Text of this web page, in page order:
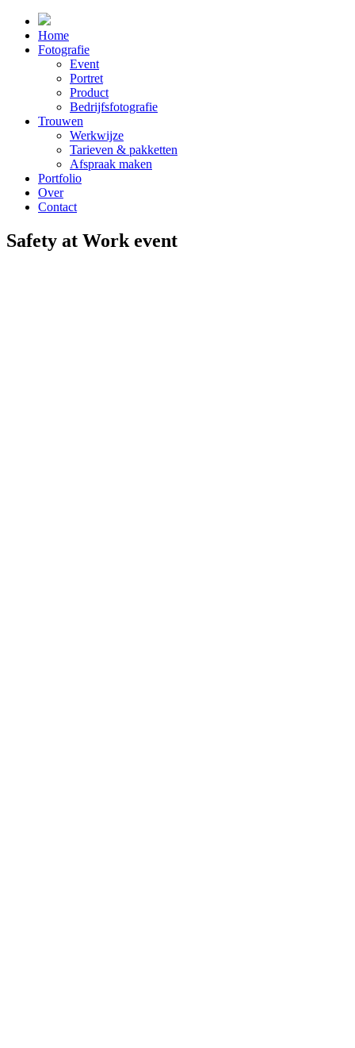
Home
Fotografie
Event
Portret
Product
Bedrijfsfotografie
Trouwen
Werkwijze
Tarieven & pakketten
Afspraak maken
Portfolio
Over
Contact
Safety at Work event